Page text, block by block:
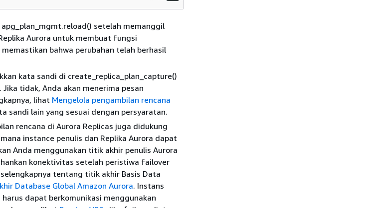
setelah memanggil
Aurora untuk membuat fungsi
bahwa perubahan telah berhasil
kata sandi di create_replica_plan_capture()
tidak, Anda akan menerima pesan
lihat Mengelola pengambilan rencana
sandi lain yang sesuai dengan persyaratan.
rencana di Aurora Replicas juga didukung
instance penulis dan Replika Aurora dapat
Anda menggunakan titik akhir penulis Aurora
konektivitas setelah peristiwa failover
tentang titik akhir Basis Data
Database Global Amazon Aurora. Instans
dapat berkomunikasi menggunakan